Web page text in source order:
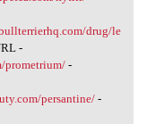
drug/le
-
prometrium/-
persantine/-